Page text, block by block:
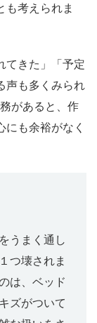
も考えられま
てきた」「予定
声も多くみられ
があると、作
も余裕がなく
うまく通し
つ壊されま
は、ベッド
ズがついて